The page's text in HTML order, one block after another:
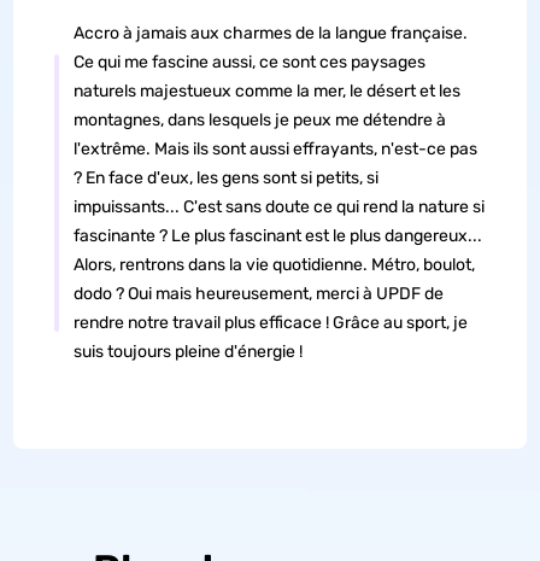
Accro à jamais aux charmes de la langue française.
Ce qui me fascine aussi, ce sont ces paysages
naturels majestueux comme la mer, le désert et les
montagnes, dans lesquels je peux me détendre à
l'extrême. Mais ils sont aussi effrayants, n'est-ce pas
? En face d'eux, les gens sont si petits, si
impuissants... C'est sans doute ce qui rend la nature si
fascinante ? Le plus fascinant est le plus dangereux...
Alors, rentrons dans la vie quotidienne. Métro, boulot,
dodo ? Oui mais heureusement, merci à UPDF de
rendre notre travail plus efficace ! Grâce au sport, je
suis toujours pleine d'énergie !